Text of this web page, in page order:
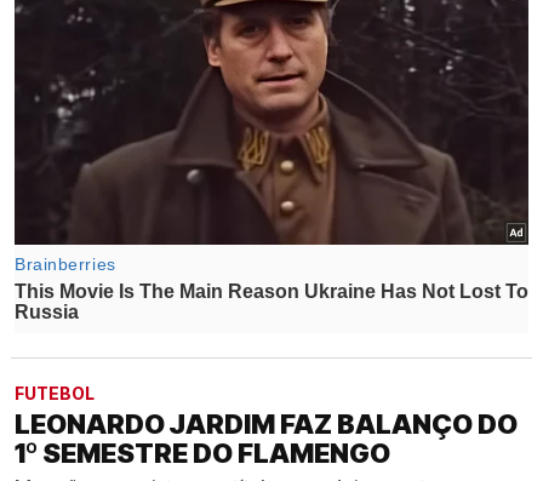
FUTEBOL
LEONARDO JARDIM FAZ BALANÇO DO
1º SEMESTRE DO FLAMENGO